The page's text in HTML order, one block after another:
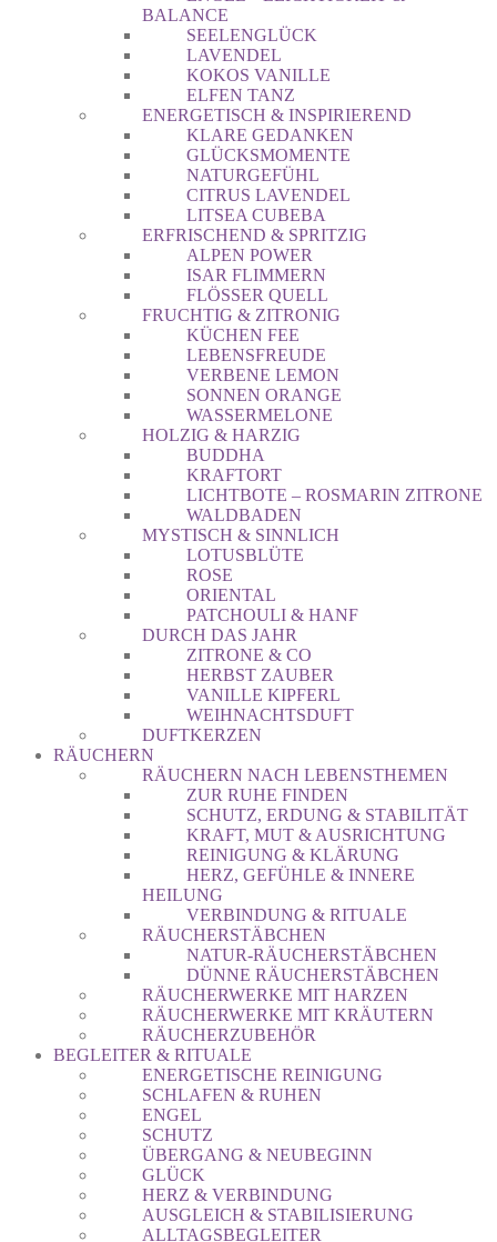
BALANCE
SEELENGLÜCK
LAVENDEL
KOKOS VANILLE
ELFEN TANZ
ENERGETISCH & INSPIRIEREND
KLARE GEDANKEN
GLÜCKSMOMENTE
NATURGEFÜHL
CITRUS LAVENDEL
LITSEA CUBEBA
ERFRISCHEND & SPRITZIG
ALPEN POWER
ISAR FLIMMERN
FLÖSSER QUELL
FRUCHTIG & ZITRONIG
KÜCHEN FEE
LEBENSFREUDE
VERBENE LEMON
SONNEN ORANGE
WASSERMELONE
HOLZIG & HARZIG
BUDDHA
KRAFTORT
LICHTBOTE – ROSMARIN ZITRONE
WALDBADEN
MYSTISCH & SINNLICH
LOTUSBLÜTE
ROSE
ORIENTAL
PATCHOULI & HANF
DURCH DAS JAHR
ZITRONE & CO
HERBST ZAUBER
VANILLE KIPFERL
WEIHNACHTSDUFT
DUFTKERZEN
RÄUCHERN
RÄUCHERN NACH LEBENSTHEMEN
ZUR RUHE FINDEN
SCHUTZ, ERDUNG & STABILITÄT
KRAFT, MUT & AUSRICHTUNG
REINIGUNG & KLÄRUNG
HERZ, GEFÜHLE & INNERE
HEILUNG
VERBINDUNG & RITUALE
RÄUCHERSTÄBCHEN
NATUR-RÄUCHERSTÄBCHEN
DÜNNE RÄUCHERSTÄBCHEN
RÄUCHERWERKE MIT HARZEN
RÄUCHERWERKE MIT KRÄUTERN
RÄUCHERZUBEHÖR
BEGLEITER & RITUALE
ENERGETISCHE REINIGUNG
SCHLAFEN & RUHEN
ENGEL
SCHUTZ
ÜBERGANG & NEUBEGINN
GLÜCK
HERZ & VERBINDUNG
AUSGLEICH & STABILISIERUNG
ALLTAGSBEGLEITER